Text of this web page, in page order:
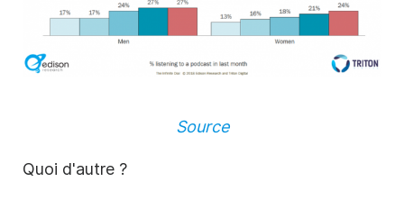
Source
Quoi d'autre ?